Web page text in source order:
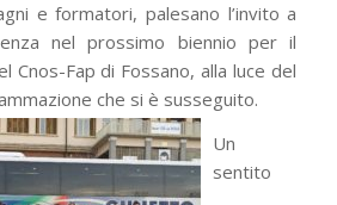
e formatori, palesano l’invito a
nel prossimo biennio per il
Fap di Fossano, alla luce del
che si è susseguito.
Un
sentito